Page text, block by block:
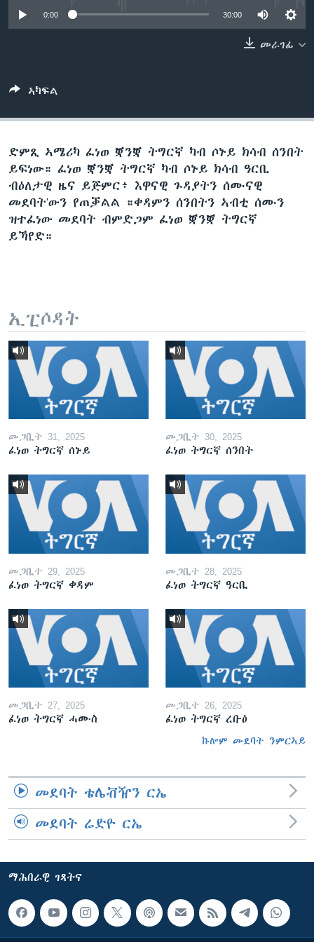
ቂሔ ጽልሚ
ቋንቋታት
0:00 30:00
መራገፊ
ኣካፍል
ድምጺ ኣሜሪካ ፈነወ ቛንቛ ትግርኛ ካብ ሶኑይ ክሳብ ሰንበት
ይፍነው። ፈነወ ቛንቛ ትግርኛ ካብ ሶኑይ ክሳብ ዓርቢ
ብዕለታዊ ዜና ይጅምር፥ እዋናዊ ጉዳያትን ሰሙናዊ
መደባት'ውን የጠቓልል ።ቀዳምን ሰንበትን ኣብቲ ሰሙን
ዝተፈነው መደባት ብምድጋም ፈነወ ቛንቛ ትግርኛ
ይኻየድ።
ኢፒሶዳት
መጋቢት 31, 2025
ፈነወ ትግርኛ ሰኑይ
መጋቢት 30, 2025
ፈነወ ትግርኛ ሰንበት
መጋቢት 29, 2025
ፈነወ ትግርኛ ቀዳም
መጋቢት 28, 2025
ፈነወ ትግርኛ ዓርቢ
መጋቢት 27, 2025
ፈነወ ትግርኛ ሓሙስ
መጋቢት 26, 2025
ፈነወ ትግርኛ ረቡዕ
ኩሎም መደባት ንምርኣይ
መደባት ቴሌቭዥን ርኤ
መደባት ሬድዮ ርኤ
ማሕበራዊ ገጻትና